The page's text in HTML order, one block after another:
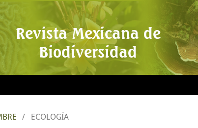
Revista Mexicana de
Biodiversidad
/ ECOLOGÍA